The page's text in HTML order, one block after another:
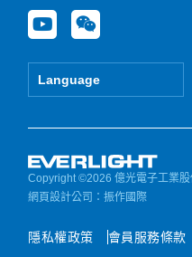
Y
o
u
e
W
e
i
Language
Copyright ©2026 億光電子工業
網頁設計公司 ：振作國際
隱私權政策 會員服務條款